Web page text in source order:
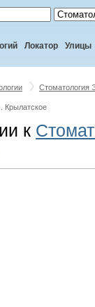
Локатор Улицы
к